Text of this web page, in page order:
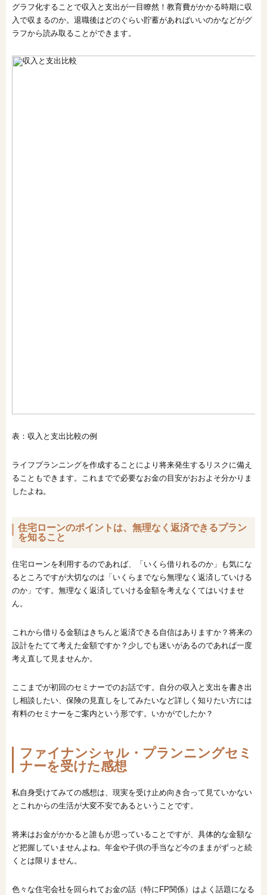
グラフ化することで収入と支出が一目瞭然！教育費がかかる時期に収
入で収まるのか。退職後はどのぐらい貯蓄があればいいのかなどがグ
ラフから読み取ることができます。
表：収入と支出比較の例
ライフプランニングを作成することにより将来発生するリスクに備え
ることもできます。これまでで必要なお金の目安がおおよそ分かりま
したよね。
住宅ローンのポイントは、無理なく返済できるプラン
を知ること
住宅ローンを利用するのであれば、「いくら借りれるのか」も気にな
るところですが大切なのは「いくらまでなら無理なく返済していける
のか」です。無理なく返済していける金額を考えなくてはいけませ
ん。
これから借りる金額はきちんと返済できる自信はありますか？将来の
設計をたてて考えた金額ですか？少しでも迷いがあるのであれば一度
考え直して見ませんか。
ここまでが初回のセミナーでのお話です。自分の収入と支出を書き出
し相談したい、保険の見直しをしてみたいなど詳しく知りたい方には
有料のセミナーをご案内という形です。いかがでしたか？
ファイナンシャル・プランニングセミ
ナーを受けた感想
私自身受けてみての感想は、現実を受け止め向き合って見ていかない
とこれからの生活が大変不安であるということです。
将来はお金がかかると誰もが思っていることですが、具体的な金額な
ど把握していませんよね。年金や子供の手当など今のままがずっと続
くとは限りません。
色々な住宅会社を回られてお金の話（特にFP関係）はよく話題になる